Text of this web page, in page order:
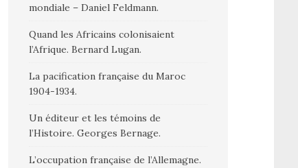
mondiale – Daniel Feldmann.
Quand les Africains colonisaient
l’Afrique. Bernard Lugan.
La pacification française du Maroc
1904-1934.
Un éditeur et les témoins de
l’Histoire. Georges Bernage.
L’occupation française de l’Allemagne.